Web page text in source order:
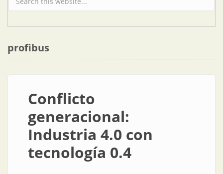
Formulario de búsqueda
profibus
Conflicto
generacional:
Industria 4.0 con
tecnología 0.4